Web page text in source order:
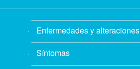
Enfermedades y alteraciones
Síntomas